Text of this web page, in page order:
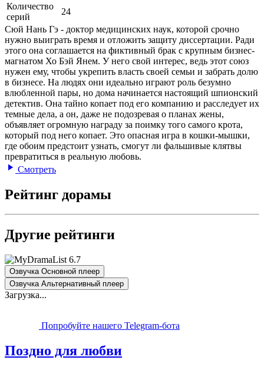
Количество
серий
24
Сюй Нань Гэ - доктор медицинских наук, которой срочно
нужно выиграть время и отложить защиту диссертации. Ради
этого она соглашается на фиктивный брак с крупным бизнес-
магнатом Хо Бэй Янем. У него свой интерес, ведь этот союз
нужен ему, чтобы укрепить власть своей семьи и забрать долю
в бизнесе. На людях они идеально играют роль безумно
влюбленной пары, но дома начинается настоящий шпионский
детектив. Она тайно копает под его компанию и расследует их
темные дела, а он, даже не подозревая о планах жены,
объявляет огромную награду за поимку того самого крота,
который под него копает. Это опасная игра в кошки-мышки,
где обоим предстоит узнать, смогут ли фальшивые клятвы
превратиться в реальную любовь.
Смотреть
Рейтинг дорамы
Другие рейтинги
6.7
Озвучка Основной плеер
Озвучка Альтернативный плеер
Загрузка...
Попробуйте нашего Telegram-бота
Поздно для любви